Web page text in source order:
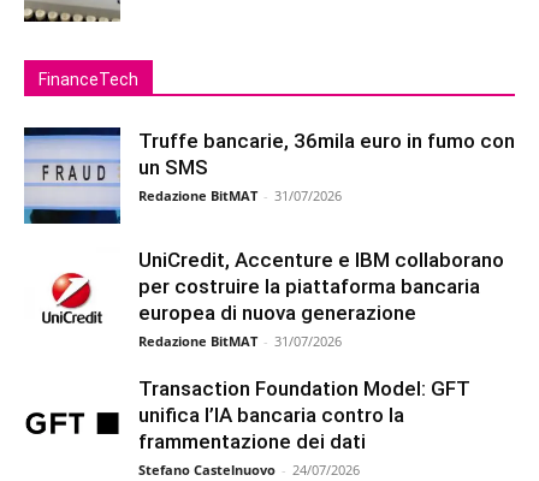
FinanceTech
Truffe bancarie, 36mila euro in fumo con
un SMS
Redazione BitMAT - 31/07/2026
UniCredit, Accenture e IBM collaborano
per costruire la piattaforma bancaria
europea di nuova generazione
Redazione BitMAT - 31/07/2026
Transaction Foundation Model: GFT
unifica l’IA bancaria contro la
frammentazione dei dati
Stefano Castelnuovo - 24/07/2026